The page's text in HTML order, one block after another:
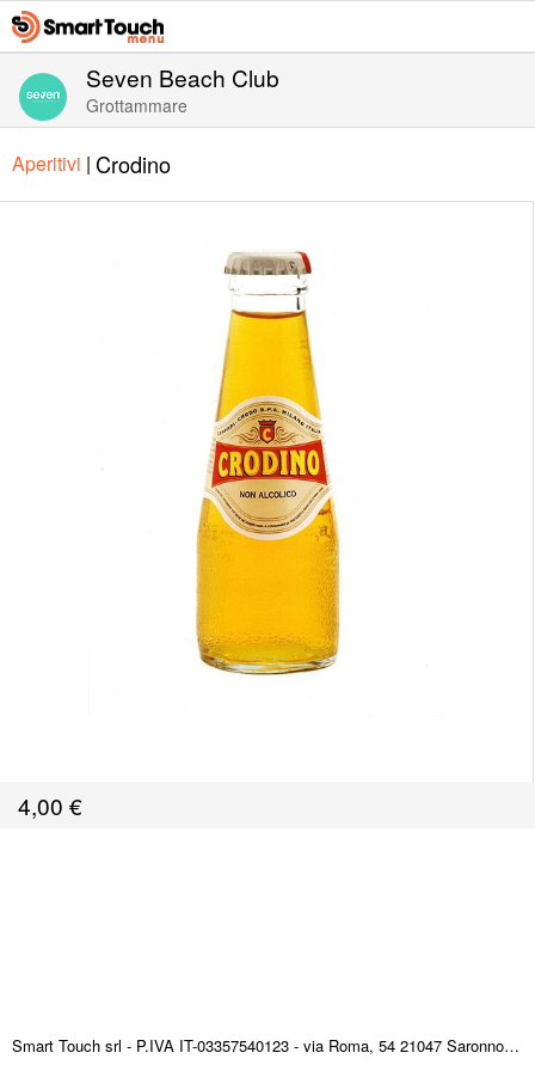
Seven Beach Club
Grottammare
Aperitivi | Crodino
4,00 €
Smart Touch srl - P.IVA IT-03357540123 - via Roma, 54 21047 Saronno (VA) ITALY